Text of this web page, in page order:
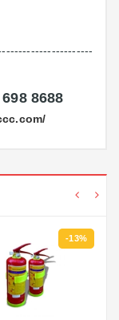
8688
-11%